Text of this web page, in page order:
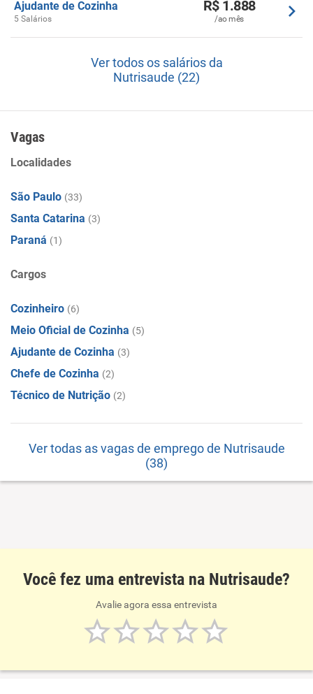
Ajudante de Cozinha
5 Salários
R$ 1.888
/ao mês
Ver todos os salários da
Nutrisaude (22)
Vagas
Localidades
São Paulo (33)
Santa Catarina (3)
Paraná (1)
Cargos
Cozinheiro (6)
Meio Oficial de Cozinha (5)
Ajudante de Cozinha (3)
Chefe de Cozinha (2)
Técnico de Nutrição (2)
Ver todas as vagas de emprego de Nutrisaude
(38)
Você fez uma entrevista na Nutrisaude?
Avalie agora essa entrevista